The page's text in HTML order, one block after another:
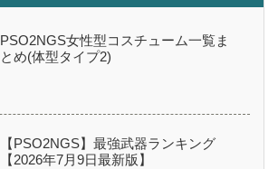
PSO2NGS女性型コスチューム一覧ま
とめ(体型タイプ2)
【PSO2NGS】最強武器ランキング
【2026年7月9日最新版】